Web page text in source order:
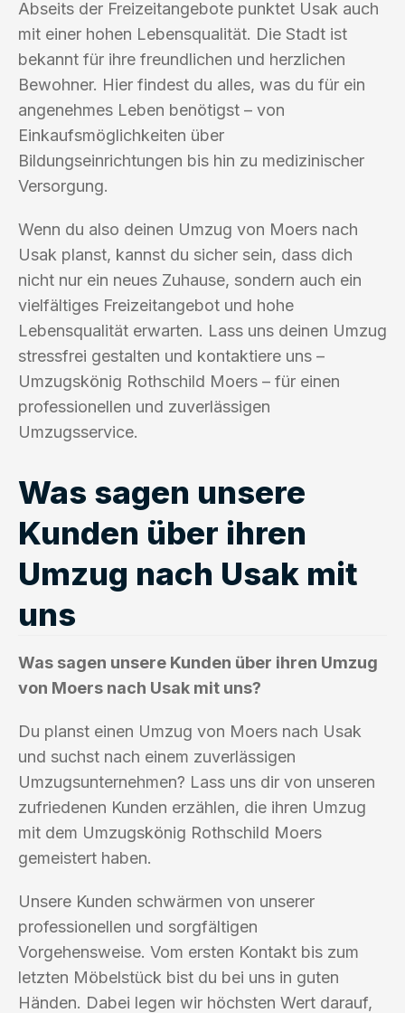
Abseits der Freizeitangebote punktet Usak auch
mit einer hohen Lebensqualität. Die Stadt ist
bekannt für ihre freundlichen und herzlichen
Bewohner. Hier findest du alles, was du für ein
angenehmes Leben benötigst – von
Einkaufsmöglichkeiten über
Bildungseinrichtungen bis hin zu medizinischer
Versorgung.
Wenn du also deinen Umzug von Moers nach
Usak planst, kannst du sicher sein, dass dich
nicht nur ein neues Zuhause, sondern auch ein
vielfältiges Freizeitangebot und hohe
Lebensqualität erwarten. Lass uns deinen Umzug
stressfrei gestalten und kontaktiere uns –
Umzugskönig Rothschild Moers – für einen
professionellen und zuverlässigen
Umzugsservice.
Was sagen unsere
Kunden über ihren
Umzug nach Usak mit
uns
Was sagen unsere Kunden über ihren Umzug
von Moers nach Usak mit uns?
Du planst einen Umzug von Moers nach Usak
und suchst nach einem zuverlässigen
Umzugsunternehmen? Lass uns dir von unseren
zufriedenen Kunden erzählen, die ihren Umzug
mit dem Umzugskönig Rothschild Moers
gemeistert haben.
Unsere Kunden schwärmen von unserer
professionellen und sorgfältigen
Vorgehensweise. Vom ersten Kontakt bis zum
letzten Möbelstück bist du bei uns in guten
Händen. Dabei legen wir höchsten Wert darauf,